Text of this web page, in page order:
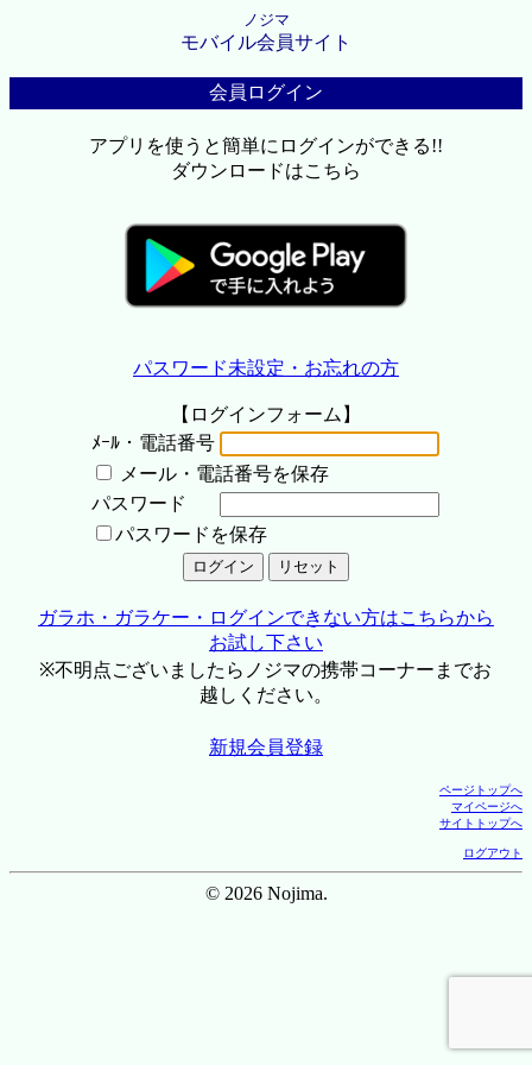
ノジマ
モバイル会員サイト
会員ログイン
アプリを使うと簡単にログインができる!!
ダウンロードはこちら
パスワード未設定・お忘れの方
【ログインフォーム】
ﾒｰﾙ・電話番号
メール・電話番号を保存
パスワード
パスワードを保存
ガラホ・ガラケー・ログインできない方はこちらから
お試し下さい
※不明点ございましたらノジマの携帯コーナーまでお
越しください。
新規会員登録
ページトップへ
マイページへ
サイトトップへ
ログアウト
© 2026 Nojima.